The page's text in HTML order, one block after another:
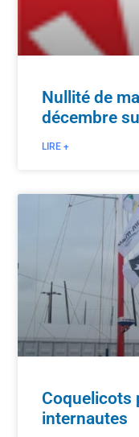
Nullité de
décembre
LIRE +
Coquelicots
internautes